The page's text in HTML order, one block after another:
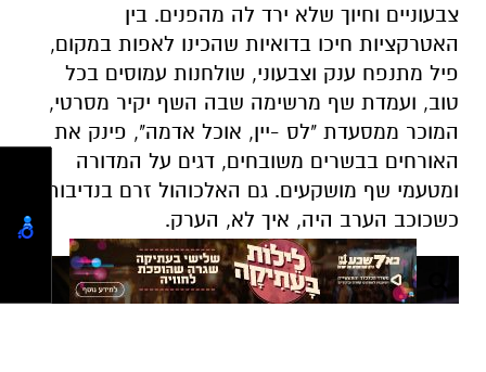
צבעוניים וחיוך שלא ירד לה מהפנים. בין
האטרקציות חיכו בדואיות שהכינו לאפות במקום,
פיל מתנפח ענק וצבעוני, שולחנות עמוסים בכל
טוב, ועמדת שף מרשימה שבה השף יקיר מסרטי,
המוכר ממסעדת "לס -יין, אוכל אדמה", פינק את
האורחים בבשרים משובחים, דגים על המדורה
ומטעמי שף מושקעים. גם האלכוהול זרם בנדיבות,
כשכוכב הערב היה, איך לא, הערק.